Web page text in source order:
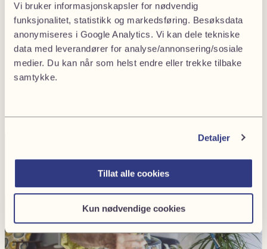
Vi bruker informasjonskapsler for nødvendig
funksjonalitet, statistikk og markedsføring. Besøksdata
anonymiseres i Google Analytics. Vi kan dele tekniske
data med leverandører for analyse/annonsering/sosiale
medier. Du kan når som helst endre eller trekke tilbake
samtykke.
Detaljer
Tillat alle cookies
Kun nødvendige cookies
💡Visste du at?
Nytt ekteskap stopper uskifte. Da må uskifteboet
skiftes før du kan gifte deg på nytt – og arvinger